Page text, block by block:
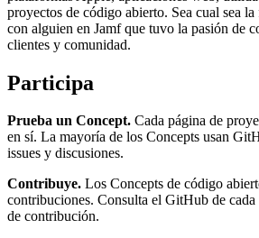
proyectos de código abierto. Sea cual sea
con alguien en Jamf que tuvo la pasión de
clientes y comunidad.
Participa
Prueba un Concept. Cada página de
en sí. La mayoría de los Concepts usan
issues y discusiones.
Contribuye. Los Concepts de código
contribuciones. Consulta el GitHub de cada
de contribución.